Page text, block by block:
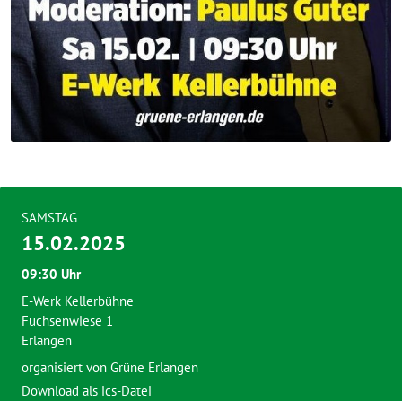
SAMSTAG
15.02.2025
09:30 Uhr
E-Werk Kellerbühne
Fuchsenwiese 1
Erlangen
organisiert von Grüne Erlangen
Download als ics-Datei